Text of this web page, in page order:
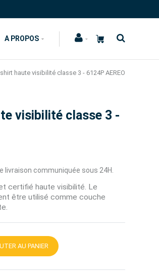
A PROPOS
haute visibilité classe 3 - 6124P AEREO
visibilité classe 3 -
livraison communiquée sous 24H.
certifié haute visibilité. Le
être utilisé comme couche
AU PANIER